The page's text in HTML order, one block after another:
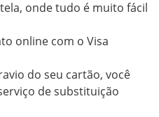
onde tudo é muito fácil
online com o Visa
do seu cartão, você
de substituição